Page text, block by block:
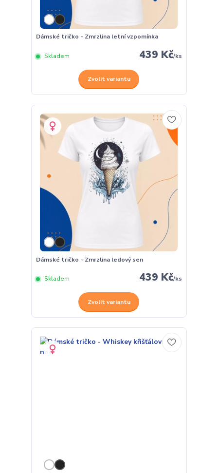
Dámské tričko - Zmrzlina letní vzpomínka
439 Kč/ks
Skladem
Zvolit variantu
Dámské tričko - Zmrzlina ledový sen
439 Kč/ks
Skladem
Zvolit variantu